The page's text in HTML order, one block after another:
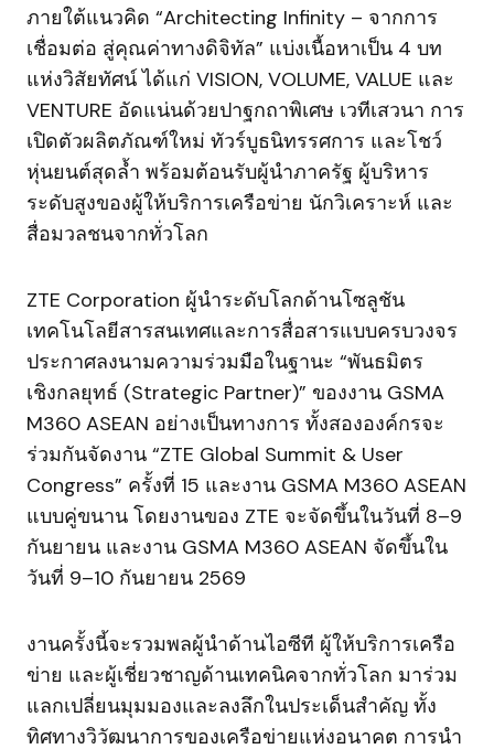
ภายใต้แนวคิด “Architecting Infinity – จากการ
เชื่อมต่อ สู่คุณค่าทางดิจิทัล” แบ่งเนื้อหาเป็น 4 บท
แห่งวิสัยทัศน์ ได้แก่ VISION, VOLUME, VALUE และ
VENTURE อัดแน่นด้วยปาฐกถาพิเศษ เวทีเสวนา การ
เปิดตัวผลิตภัณฑ์ใหม่ ทัวร์บูธนิทรรศการ และโชว์
หุ่นยนต์สุดล้ำ พร้อมต้อนรับผู้นำภาครัฐ ผู้บริหาร
ระดับสูงของผู้ให้บริการเครือข่าย นักวิเคราะห์ และ
สื่อมวลชนจากทั่วโลก
ZTE Corporation ผู้นำระดับโลกด้านโซลูชัน
เทคโนโลยีสารสนเทศและการสื่อสารแบบครบวงจร
ประกาศลงนามความร่วมมือในฐานะ “พันธมิตร
เชิงกลยุทธ์ (Strategic Partner)” ของงาน GSMA
M360 ASEAN อย่างเป็นทางการ ทั้งสององค์กรจะ
ร่วมกันจัดงาน “ZTE Global Summit & User
Congress” ครั้งที่ 15 และงาน GSMA M360 ASEAN
แบบคู่ขนาน โดยงานของ ZTE จะจัดขึ้นในวันที่ 8–9
กันยายน และงาน GSMA M360 ASEAN จัดขึ้นใน
วันที่ 9–10 กันยายน 2569
งานครั้งนี้จะรวมพลผู้นำด้านไอซีที ผู้ให้บริการเครือ
ข่าย และผู้เชี่ยวชาญด้านเทคนิคจากทั่วโลก มาร่วม
แลกเปลี่ยนมุมมองและลงลึกในประเด็นสำคัญ ทั้ง
ทิศทางวิวัฒนาการของเครือข่ายแห่งอนาคต การนำ